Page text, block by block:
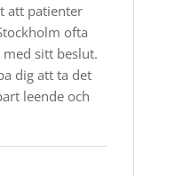
att patienter
ofta
sitt beslut.
dig att ta det
leende och